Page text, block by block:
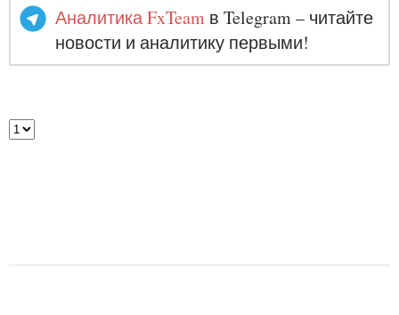
Аналитика FxTeam в Telegram – читайте
новости и аналитику первыми!